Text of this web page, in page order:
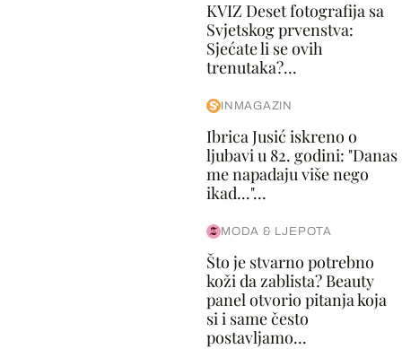
KVIZ Deset fotografija sa
Svjetskog prvenstva:
Sjećate li se ovih
trenutaka?...
INMAGAZIN
Ibrica Jusić iskreno o
ljubavi u 82. godini: "Danas
me napadaju više nego
ikad..."...
MODA & LJEPOTA
Što je stvarno potrebno
koži da zablista? Beauty
panel otvorio pitanja koja
si i same često
postavljamo...